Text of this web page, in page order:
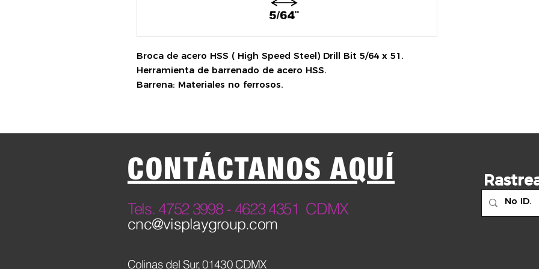
Broca de acero HSS ( High Speed Steel) Drill Bit 5/64 x 51.
Herramienta de barrenado de acero HSS.
Barrena: Materiales no ferrosos.
CONTÁCTANOS AQUÍ
​Tels. 4752 3998 - 4623 4351 CDMX
cnc@visplaygroup.com
Colinas del Sur,01430 CDMX